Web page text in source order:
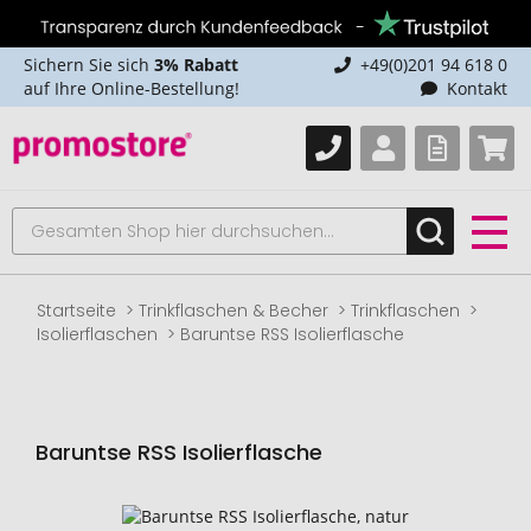
Sichern Sie sich 3% Rabatt
auf Ihre Online-Bestellung!
+49(0)201 94 618 0
Kontakt
Startseite Trinkflaschen & Becher
Trinkflaschen
Isolierflaschen
Baruntse RSS Isolierflasche
Baruntse RSS Isolierflasche